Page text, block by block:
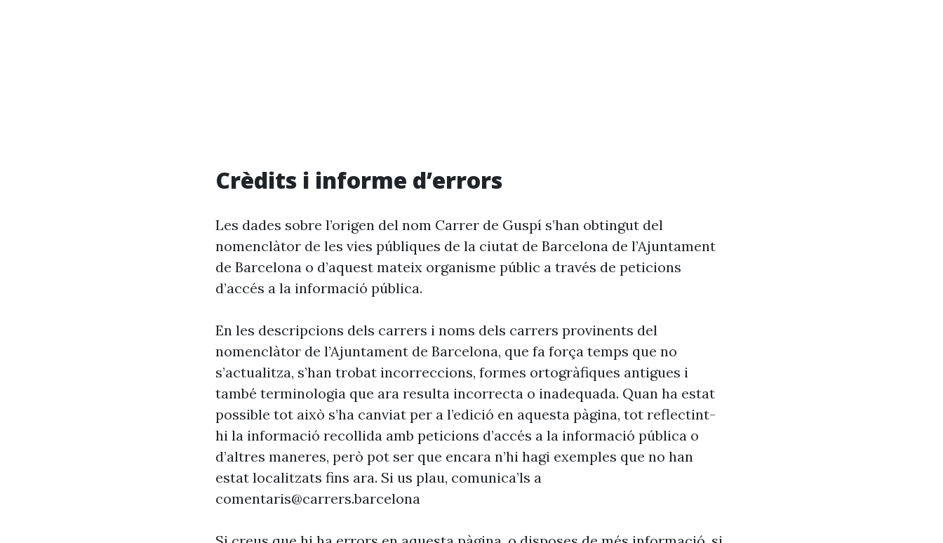
Crèdits i informe d’errors
Les dades sobre l’origen del nom Carrer de Guspí s’han obtingut del
nomenclàtor de les vies públiques de la ciutat de Barcelona de l’Ajuntament
de Barcelona o d’aquest mateix organisme públic a través de peticions
d’accés a la informació pública.
En les descripcions dels carrers i noms dels carrers provinents del
nomenclàtor de l’Ajuntament de Barcelona, que fa força temps que no
s’actualitza, s’han trobat incorreccions, formes ortogràfiques antigues i
també terminologia que ara resulta incorrecta o inadequada. Quan ha estat
possible tot això s’ha canviat per a l’edició en aquesta pàgina, tot reflectint-
hi la informació recollida amb peticions d’accés a la informació pública o
d’altres maneres, però pot ser que encara n’hi hagi exemples que no han
estat localitzats fins ara. Si us plau, comunica’ls a
comentaris@carrers.barcelona